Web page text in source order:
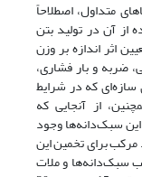
متداول، اصطلاحاً
از آن در تولید بتن
اثر اندازه بر وزن
ضربه و بار فشاری،
سازه‌ای که در شرایط
از آنجایی که
سبک‌دانه‌ها وجود
برای تخمین این
سبک‌دانه‌‌ها و ملات